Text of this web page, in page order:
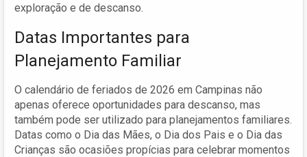
exploração e de descanso.
Datas Importantes para
Planejamento Familiar
O calendário de feriados de 2026 em Campinas não
apenas oferece oportunidades para descanso, mas
também pode ser utilizado para planejamentos familiares.
Datas como o Dia das Mães, o Dia dos Pais e o Dia das
Crianças são ocasiões propícias para celebrar momentos